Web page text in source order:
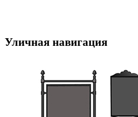
Уличная навигация